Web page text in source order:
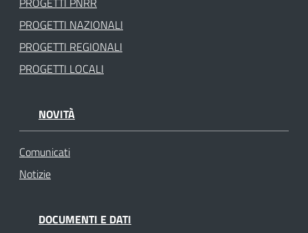
PROGETTI NAZIONALI
PROGETTI REGIONALI
PROGETTI LOCALI
NOVITÀ
Comunicati
Notizie
DOCUMENTI E DATI